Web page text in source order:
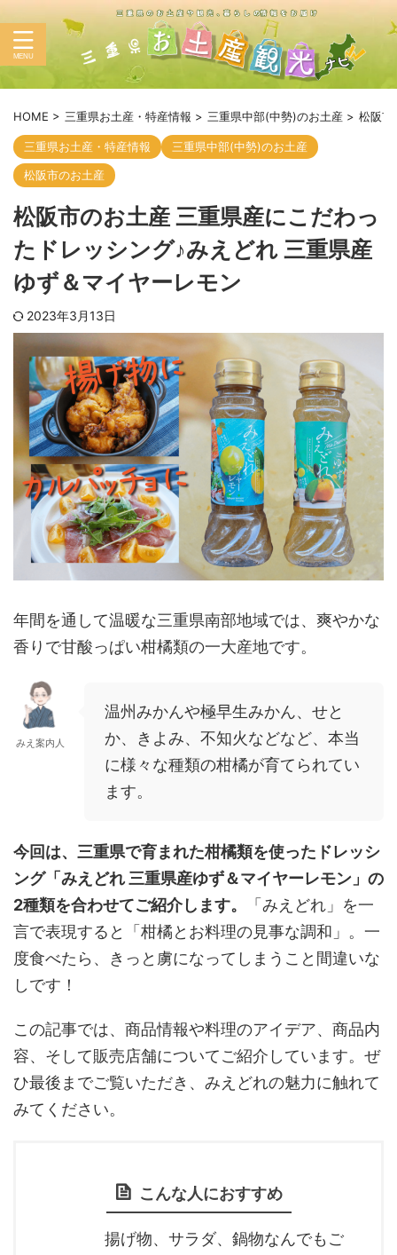
HOME > 三重県お土産・特産情報 > 三重県中部(中勢)のお土産 > 松阪市
三重県お土産・特産情報
三重県中部(中勢)のお土産
松阪市のお土産
松阪市のお土産 三重県産にこだわっ
たドレッシング♪みえどれ 三重県産
ゆず＆マイヤーレモン
2023年3月13日
年間を通して温暖な三重県南部地域では、爽やかな
香りで甘酸っぱい柑橘類の一大産地です。
みえ案内人
温州みかんや極早生みかん、せと
か、きよみ、不知火などなど、本当
に様々な種類の柑橘が育てられてい
ます。
今回は、三重県で育まれた柑橘類を使ったドレッシ
ング「みえどれ 三重県産ゆず＆マイヤーレモン」の
2種類を合わせてご紹介します。
「みえどれ」を一
言で表現すると「柑橘とお料理の見事な調和」。一
度食べたら、きっと虜になってしまうこと間違いな
しです！
この記事では、商品情報や料理のアイデア、商品内
容、そして販売店舗についてご紹介しています。ぜ
ひ最後までご覧いただき、みえどれの魅力に触れて
みてください。
こんな人におすすめ
揚げ物、サラダ、鍋物なんでもご